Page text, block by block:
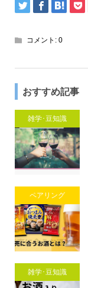
コメント: 0
おすすめ記事
雑学･豆知識
ペアリング
雑学･豆知識